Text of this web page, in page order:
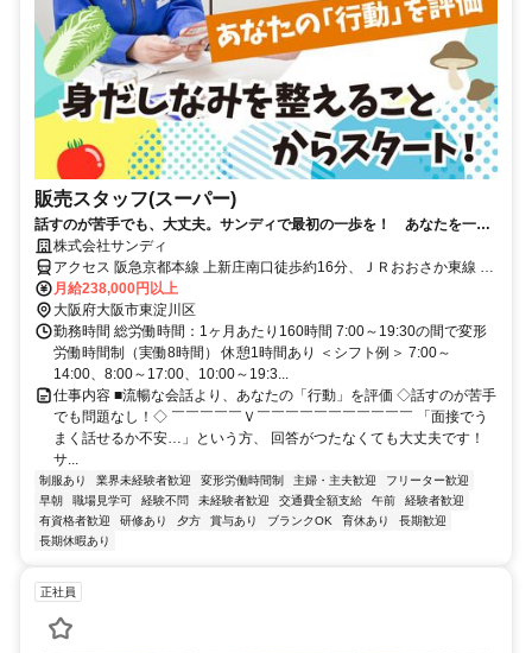
販売スタッフ(スーパー)
話すのが苦手でも、大丈夫。サンディで最初の一歩を！ あなたを一人
前に育てるまで、絶対に見捨てない安心の育成環境あり
株式会社サンディ
アクセス 阪急京都本線 上新庄南口徒歩約16分、ＪＲおおさか東線 Ｊ
Ｒ淡路東口徒歩約15分、OsakaMetro今里筋線 だいどう豊里2番口徒
歩約19分 ※公共交通機関を利用した1時間半以内のエリア上記勤務地
以外での勤務の可能性あり。詳しくは面接にて。
月給238,000円以上
大阪府大阪市東淀川区
勤務時間 総労働時間：1ヶ月あたり160時間 7:00～19:30の間で変形
労働時間制（実働8時間） 休憩1時間あり ＜シフト例＞ 7:00～
14:00、8:00～17:00、10:00～19:3...
仕事内容 ■流暢な会話より、あなたの「行動」を評価 ◇話すのが苦手
でも問題なし！◇ ￣￣￣￣￣Ｖ￣￣￣￣￣￣￣￣￣￣￣ 「面接でう
まく話せるか不安…」という方、 回答がつたなくても大丈夫です！
サ...
制服あり 業界未経験者歓迎 変形労働時間制 主婦・主夫歓迎
フリーター歓迎
早朝
職場見学可 経験不問 未経験者歓迎 交通費全額支給 午前
経験者歓迎
有資格者歓迎
研修あり 夕方 賞与あり ブランクOK 育休あり
長期歓迎
長期休暇あり
正社員